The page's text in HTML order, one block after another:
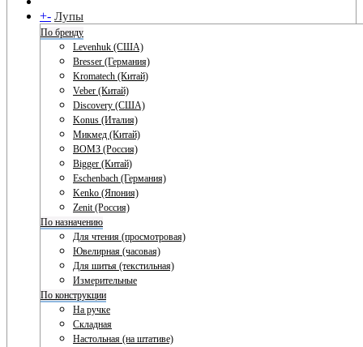
+- Лупы
По бренду
Levenhuk (США)
Bresser (Германия)
Kromatech (Китай)
Veber (Китай)
Discovery (США)
Konus (Италия)
Микмед (Китай)
ВОМЗ (Россия)
Bigger (Китай)
Eschenbach (Германия)
Kenko (Япония)
Zenit (Россия)
По назначению
Для чтения (просмотровая)
Ювелирная (часовая)
Для шитья (текстильная)
Измерительные
По конструкции
На ручке
Складная
Настольная (на штативе)